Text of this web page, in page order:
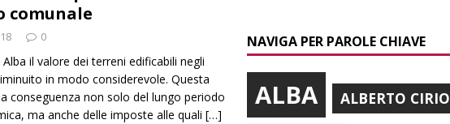
comunale
0
Alba il valore dei terreni edificabili negli
in modo considerevole. Questa
conseguenza non solo del lungo periodo
ma anche delle imposte alle quali […]
NAVIGA PER PAROLE CHIAVE
ALBA ALBERTO CIRIO